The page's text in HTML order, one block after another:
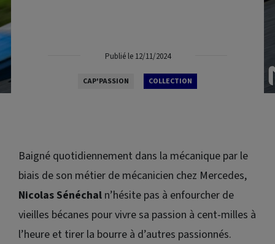
Publié le 12/11/2024
CAP'PASSION COLLECTION
Baigné quotidiennement dans la mécanique par le
biais de son métier de mécanicien chez Mercedes,
Nicolas Sénéchal n’hésite pas à enfourcher de
vieilles bécanes pour vivre sa passion à cent-milles à
l’heure et tirer la bourre à d’autres passionnés.